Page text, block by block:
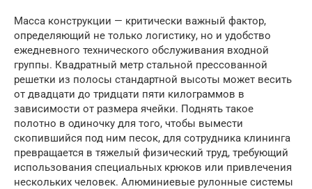
Масса конструкции — критически важный фактор,
определяющий не только логистику, но и удобство
ежедневного технического обслуживания входной
группы. Квадратный метр стальной прессованной
решетки из полосы стандартной высоты может весить
от двадцати до тридцати пяти килограммов в
зависимости от размера ячейки. Поднять такое
полотно в одиночку для того, чтобы вымести
скопившийся под ним песок, для сотрудника клининга
превращается в тяжелый физический труд, требующий
использования специальных крюков или привлечения
нескольких человек. Алюминиевые рулонные системы